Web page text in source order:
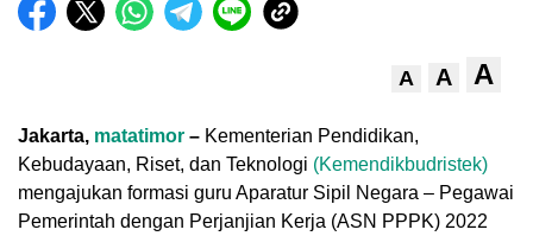
A A A
Jakarta, matatimor – Kementerian Pendidikan,
Kebudayaan, Riset, dan Teknologi (Kemendikbudristek)
mengajukan formasi guru Aparatur Sipil Negara – Pegawai
Pemerintah dengan Perjanjian Kerja (ASN PPPK) 2022